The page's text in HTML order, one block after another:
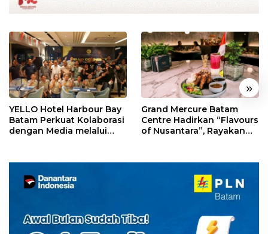
« »
YELLO Hotel Harbour Bay
Batam Perkuat Kolaborasi
dengan Media melalui
Grand Mercure Batam
Centre Hadirkan “Flavours
of Nusantara”, Rayakan